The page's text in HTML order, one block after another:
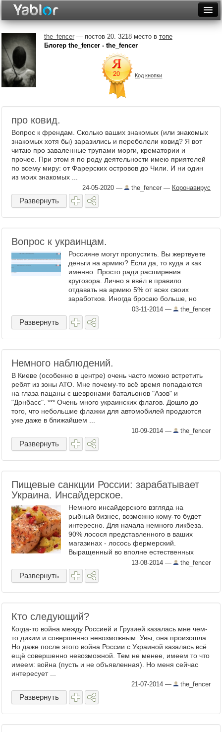
Неделя
Месяц
Рейтинги
Архив
Видеотоп
the_fencer— постов 20. 3218 место в топе
Блогер the_fencer - the_fencer
Код кнопки
про ковид.
Вопрос к френдам. Сколько ваших знакомых (или знакомых
знакомых хотя бы) заразились и переболели ковид? Я вот
читаю про заваленные трупами морги, крематории и
прочее. При этом я по роду деятельности имею приятелей
по всему миру: от Фарерских островов до Чили. И ни один
из моих знакомых ...
24-05-2020 — the_fencer — Коронавирус
Развернуть
Вопрос к украинцам.
Россияне могут пропустить. Вы жертвуете
деньги на армию? Если да, то куда и как
именно. Просто ради расширения
кругозора. Лично я ввёл в правило
отдавать на армию 5% от всех своих
заработков. Иногда бросаю больше, но
никогда меньше. Война с РФ быстро не
закончится, а победа (в которой ...
03-11-2014 — the_fencer
Развернуть
Немного наблюдений.
В Киеве (особенно в центре) очень часто можно встретить
ребят из зоны АТО. Мне почему-то всё время попадаются
на глаза пацаны с шевронами батальонов "Азов" и
"Донбасс". *** Очень много украинских флагов. Дошло до
того, что небольшие флажки для автомобилей продаются
уже даже в ближайшем ...
10-09-2014 — the_fencer
Развернуть
Пищевые санкции России: зарабатывает
Украина. Инсайдерское.
Немного инсайдерского взгляда на
рыбный бизнес, возможно кому-то будет
интересно. Для начала немного ликбеза.
90% лосося представленного в ваших
магазинах - лосось фермерский.
Выращенный во вполне естественных
условиях (морские фьорды), но, тем не
менее, фермерский. Вообще лосось прои
...
13-08-2014 — the_fencer
Развернуть
Кто следующий?
Когда-то война между Россией и Грузией казалась мне чем-
то диким и совершенно невозможным. Увы, она произошла.
Но даже после этого война России с Украиной казалась всё
ещё совершенно невозможной. Тем не менее, имеем то что
имеем: война (пусть и не объявленная). Но меня сейчас
интересует ...
21-07-2014 — the_fencer
Развернуть